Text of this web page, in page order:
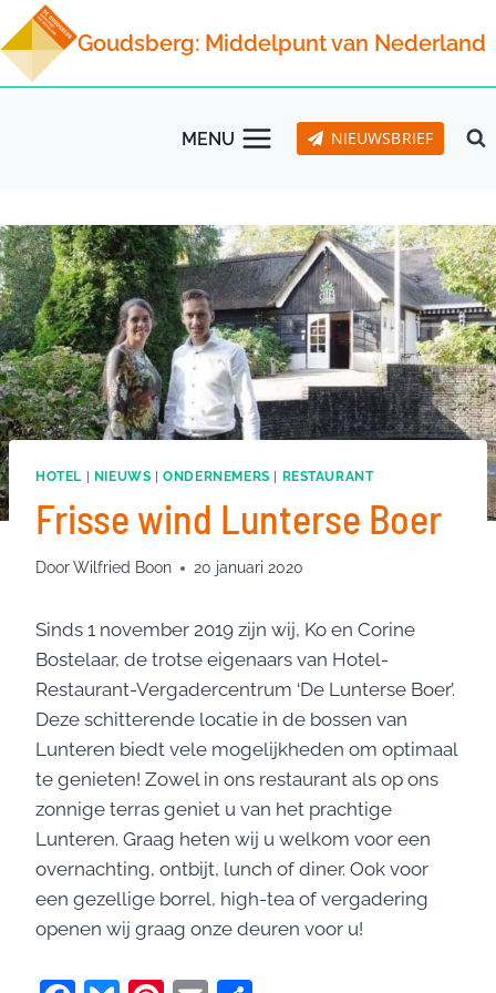
Doorgaan
naar
inhoud
Goudsberg: Middelpunt van Nederland
MENU NIEUWSBRIEF
HOTEL | NIEUWS |ONDERNEMERS | RESTAURANT
Frisse wind Lunterse Boer
DoorWilfried Boon 20 januari 2020
Sinds 1 november 2019 zijn wij, Ko en Corine
Bostelaar, de trotse eigenaars van Hotel-
Restaurant-Vergadercentrum ‘De Lunterse Boer’.
Deze schitterende locatie in de bossen van
Lunteren biedt vele mogelijkheden om optimaal
te genieten! Zowel in ons restaurant als op ons
zonnige terras geniet u van het prachtige
Lunteren. Graag heten wij u welkom voor een
overnachting, ontbijt, lunch of diner. Ook voor
een gezellige borrel, high-tea of vergadering
openen wij graag onze deuren voor u!